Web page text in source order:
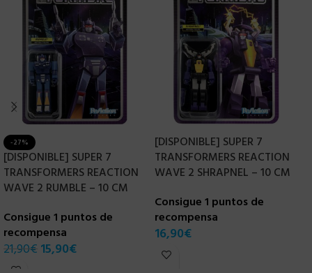
-27%
[DISPONIBLE] SUPER 7
TRANSFORMERS REACTION
WAVE 2 RUMBLE – 10 CM
Consigue 1 puntos de
recompensa
21,90€ 15,90€
[DISPONIBLE] SUPER 7
TRANSFORMERS REACTION
WAVE 2 SHRAPNEL – 10 CM
Consigue 1 puntos de
recompensa
16,90€